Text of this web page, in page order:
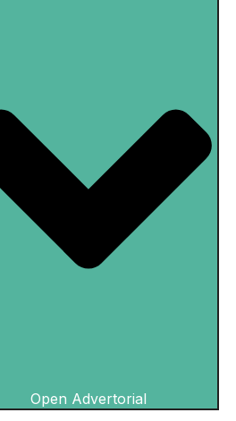
Open Advertorial